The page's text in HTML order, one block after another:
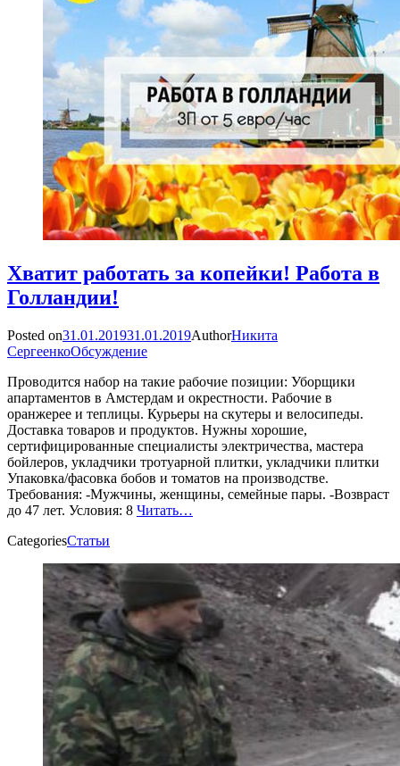
Хватит работать за копейки! Работа в
Голландии!
Posted on31.01.201931.01.2019AuthorНикита
СергеенкоОбсуждение
Проводится набор на такие рабочие позиции: Уборщики
апартаментов в Амстердам и окрестности. Рабочие в
оранжерее и теплицы. Курьеры на скутеры и велосипеды.
Доставка товаров и продуктов. Нужны хорошие,
сертифицированные специалисты электричества, мастера
бойлеров, укладчики тротуарной плитки, укладчики плитки
Упаковка/фасовка бобов и томатов на производстве.
Требования: -Мужчины, женщины, семейные пары. -Возвраст
до 47 лет. Условия: 8 Читать…
CategoriesСтатьи